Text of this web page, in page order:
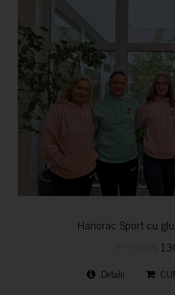
Hanorac Sport cu
Detalii